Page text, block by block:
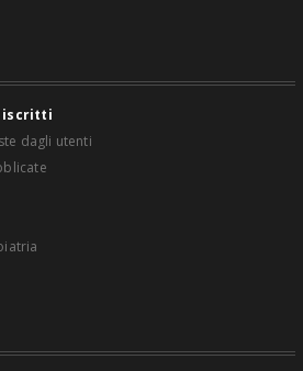
iscritti
dagli utenti